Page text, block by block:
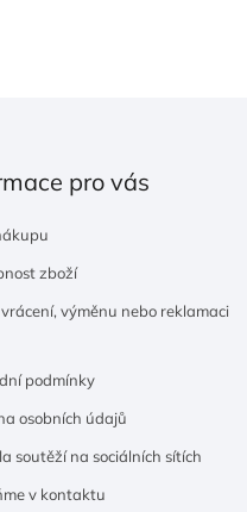
pro vás
zboží
vrácení, výměnu nebo reklamaci
podmínky
osobních údajů
soutěží na sociálních sítích
v kontaktu